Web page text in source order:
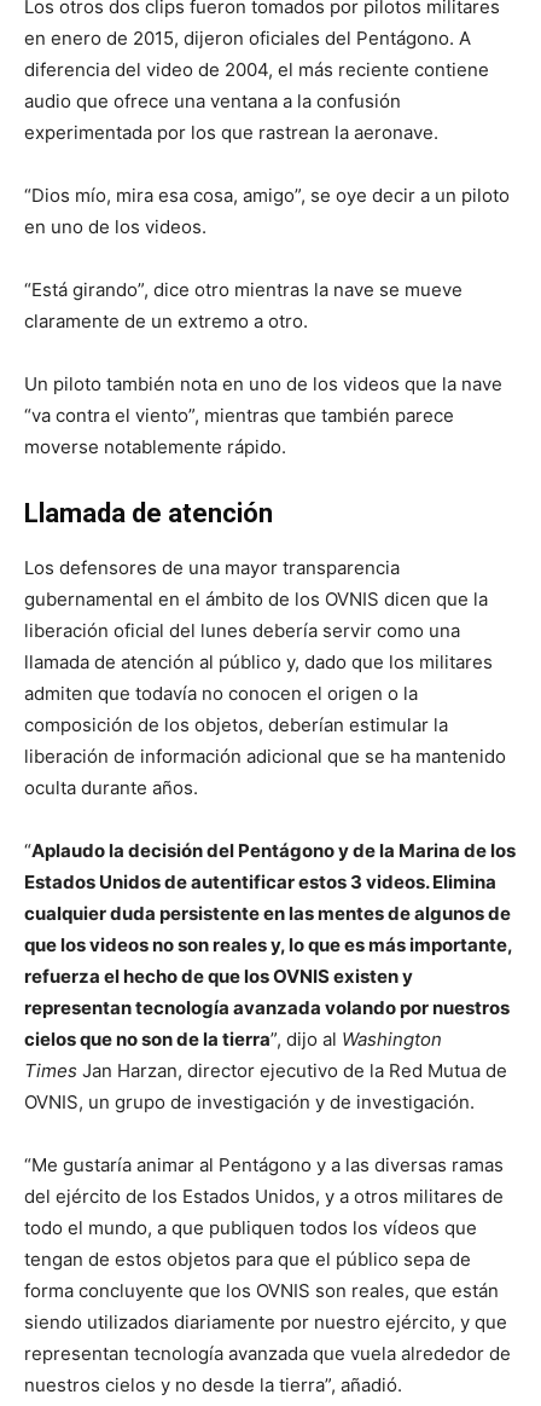
Los otros dos clips fueron tomados por pilotos militares
en enero de 2015, dijeron oficiales del Pentágono. A
diferencia del video de 2004, el más reciente contiene
audio que ofrece una ventana a la confusión
experimentada por los que rastrean la aeronave.
“Dios mío, mira esa cosa, amigo”, se oye decir a un piloto
en uno de los videos.
“Está girando”, dice otro mientras la nave se mueve
claramente de un extremo a otro.
Un piloto también nota en uno de los videos que la nave
“va contra el viento”, mientras que también parece
moverse notablemente rápido.
Llamada de atención
Los defensores de una mayor transparencia
gubernamental en el ámbito de los OVNIS dicen que la
liberación oficial del lunes debería servir como una
llamada de atención al público y, dado que los militares
admiten que todavía no conocen el origen o la
composición de los objetos, deberían estimular la
liberación de información adicional que se ha mantenido
oculta durante años.
“Aplaudo la decisión del Pentágono y de la Marina de los
Estados Unidos de autentificar estos 3 videos. Elimina
cualquier duda persistente en las mentes de algunos de
que los videos no son reales y, lo que es más importante,
refuerza el hecho de que los OVNIS existen y
representan tecnología avanzada volando por nuestros
cielos que no son de la tierra”, dijo al Washington
Times Jan Harzan, director ejecutivo de la Red Mutua de
OVNIS, un grupo de investigación y de investigación.
“Me gustaría animar al Pentágono y a las diversas ramas
del ejército de los Estados Unidos, y a otros militares de
todo el mundo, a que publiquen todos los vídeos que
tengan de estos objetos para que el público sepa de
forma concluyente que los OVNIS son reales, que están
siendo utilizados diariamente por nuestro ejército, y que
representan tecnología avanzada que vuela alrededor de
nuestros cielos y no desde la tierra”, añadió.